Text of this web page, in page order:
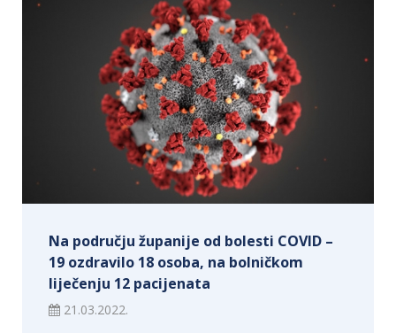
Na području županije od bolesti COVID –
19 ozdravilo 18 osoba, na bolničkom
liječenju 12 pacijenata
21.03.2022.